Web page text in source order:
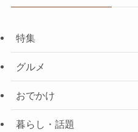
特集
グルメ
おでかけ
暮らし・話題